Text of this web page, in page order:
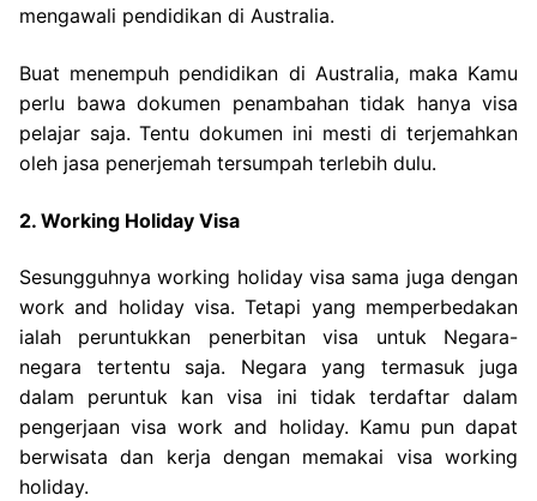
mengawali pendidikan di Australia.
Buat menempuh pendidikan di Australia, maka Kamu
perlu bawa dokumen penambahan tidak hanya visa
pelajar saja. Tentu dokumen ini mesti di terjemahkan
oleh jasa penerjemah tersumpah terlebih dulu.
2. Working Holiday Visa
Sesungguhnya working holiday visa sama juga dengan
work and holiday visa. Tetapi yang memperbedakan
ialah peruntukkan penerbitan visa untuk Negara-
negara tertentu saja. Negara yang termasuk juga
dalam peruntuk kan visa ini tidak terdaftar dalam
pengerjaan visa work and holiday. Kamu pun dapat
berwisata dan kerja dengan memakai visa working
holiday.